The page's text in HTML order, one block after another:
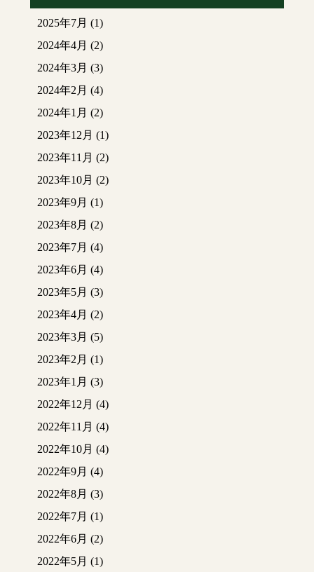
2025年7月 (1)
2024年4月 (2)
2024年3月 (3)
2024年2月 (4)
2024年1月 (2)
2023年12月 (1)
2023年11月 (2)
2023年10月 (2)
2023年9月 (1)
2023年8月 (2)
2023年7月 (4)
2023年6月 (4)
2023年5月 (3)
2023年4月 (2)
2023年3月 (5)
2023年2月 (1)
2023年1月 (3)
2022年12月 (4)
2022年11月 (4)
2022年10月 (4)
2022年9月 (4)
2022年8月 (3)
2022年7月 (1)
2022年6月 (2)
2022年5月 (1)